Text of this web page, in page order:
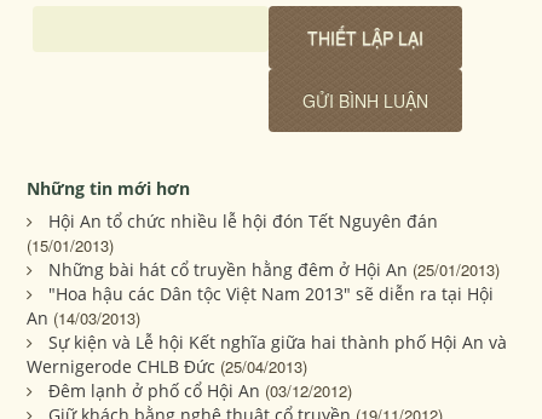
Những tin mới hơn
Hội An tổ chức nhiều lễ hội đón Tết Nguyên đán
(15/01/2013)
Những bài hát cổ truyền hằng đêm ở Hội An (25/01/2013)
"Hoa hậu các Dân tộc Việt Nam 2013" sẽ diễn ra tại Hội
An (14/03/2013)
Sự kiện và Lễ hội Kết nghĩa giữa hai thành phố Hội An và
Wernigerode CHLB Đức (25/04/2013)
Đêm lạnh ở phố cổ Hội An (03/12/2012)